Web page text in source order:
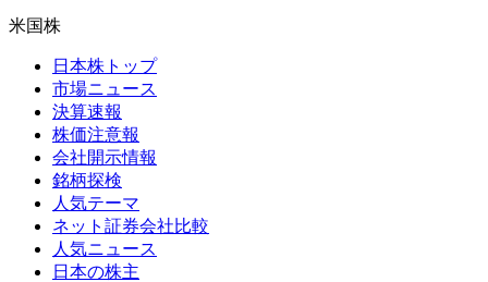
米国株
日本株トップ
市場ニュース
決算速報
株価注意報
会社開示情報
銘柄探検
人気テーマ
ネット証券会社比較
人気ニュース
日本の株主